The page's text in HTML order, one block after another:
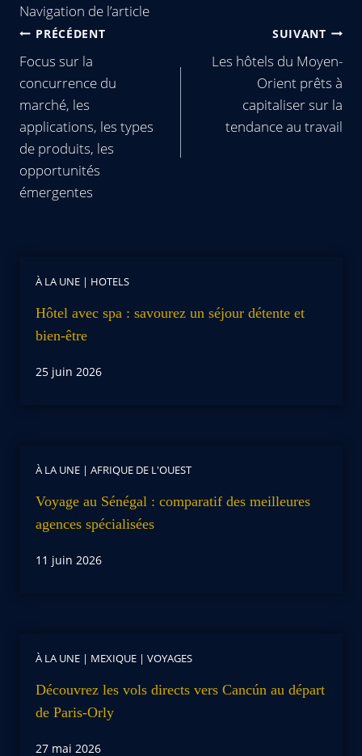
Navigation de l’article
PRÉCÉDENT
Focus sur la
concurrence du
marché, les
applications, les types
de produits, les
opportunités
émergentes
SUIVANT
Les hôtels du Moyen-
Orient prêts à
capitaliser sur la
tendance au travail
À LA UNE | HOTELS
Hôtel avec spa : savourez un séjour détente et
bien-être
25 juin 2026
À LA UNE | AFRIQUE DE L'OUEST
Voyage au Sénégal : comparatif des meilleures
agences spécialisées
11 juin 2026
À LA UNE | MEXIQUE | VOYAGES
Découvrez les vols directs vers Cancún au départ
de Paris-Orly
27 mai 2026